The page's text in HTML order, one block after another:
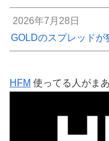
2026年7月28日
GOLDのスプレッドが
HFM 使ってる人がま